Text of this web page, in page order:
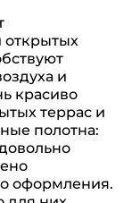
открытых
и
красиво
террас и
полотна:
оформления.